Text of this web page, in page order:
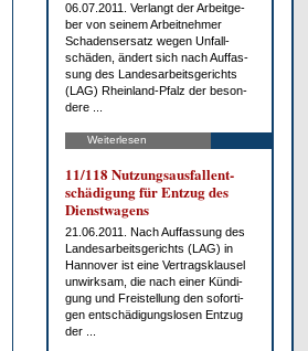
06.07.2011. Ver­langt der Ar­beit­ge­
ber von sei­nem Ar­beit­neh­mer
Scha­dens­er­satz we­gen Un­fall­
schä­den, än­dert sich nach Auf­fas­
sung des Lan­des­ar­beits­ge­richts
(LAG) Rhein­land-Pfalz der be­son­
de­re ...
Weiterlesen
11/118 Nut­zungs­aus­fall­ent­
schä­di­gung für Ent­zug des
Dienst­wa­gens
21.06.2011. Nach Auf­fas­sung des
Lan­des­ar­beits­ge­richts (LAG) in
Han­no­ver ist ei­ne Ver­trags­klau­sel
un­wirk­sam, die nach ei­ner Kün­di­
gung und Frei­stel­lung den so­for­ti­
gen ent­schä­di­gungs­lo­sen Ent­zug
der ...